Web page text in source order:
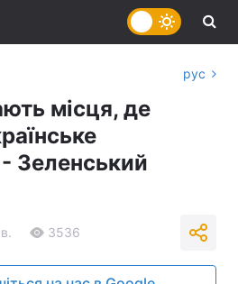
рус
місця, де
Зеленський
3536